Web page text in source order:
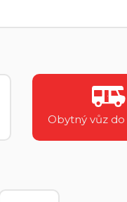
Obytný vůz do